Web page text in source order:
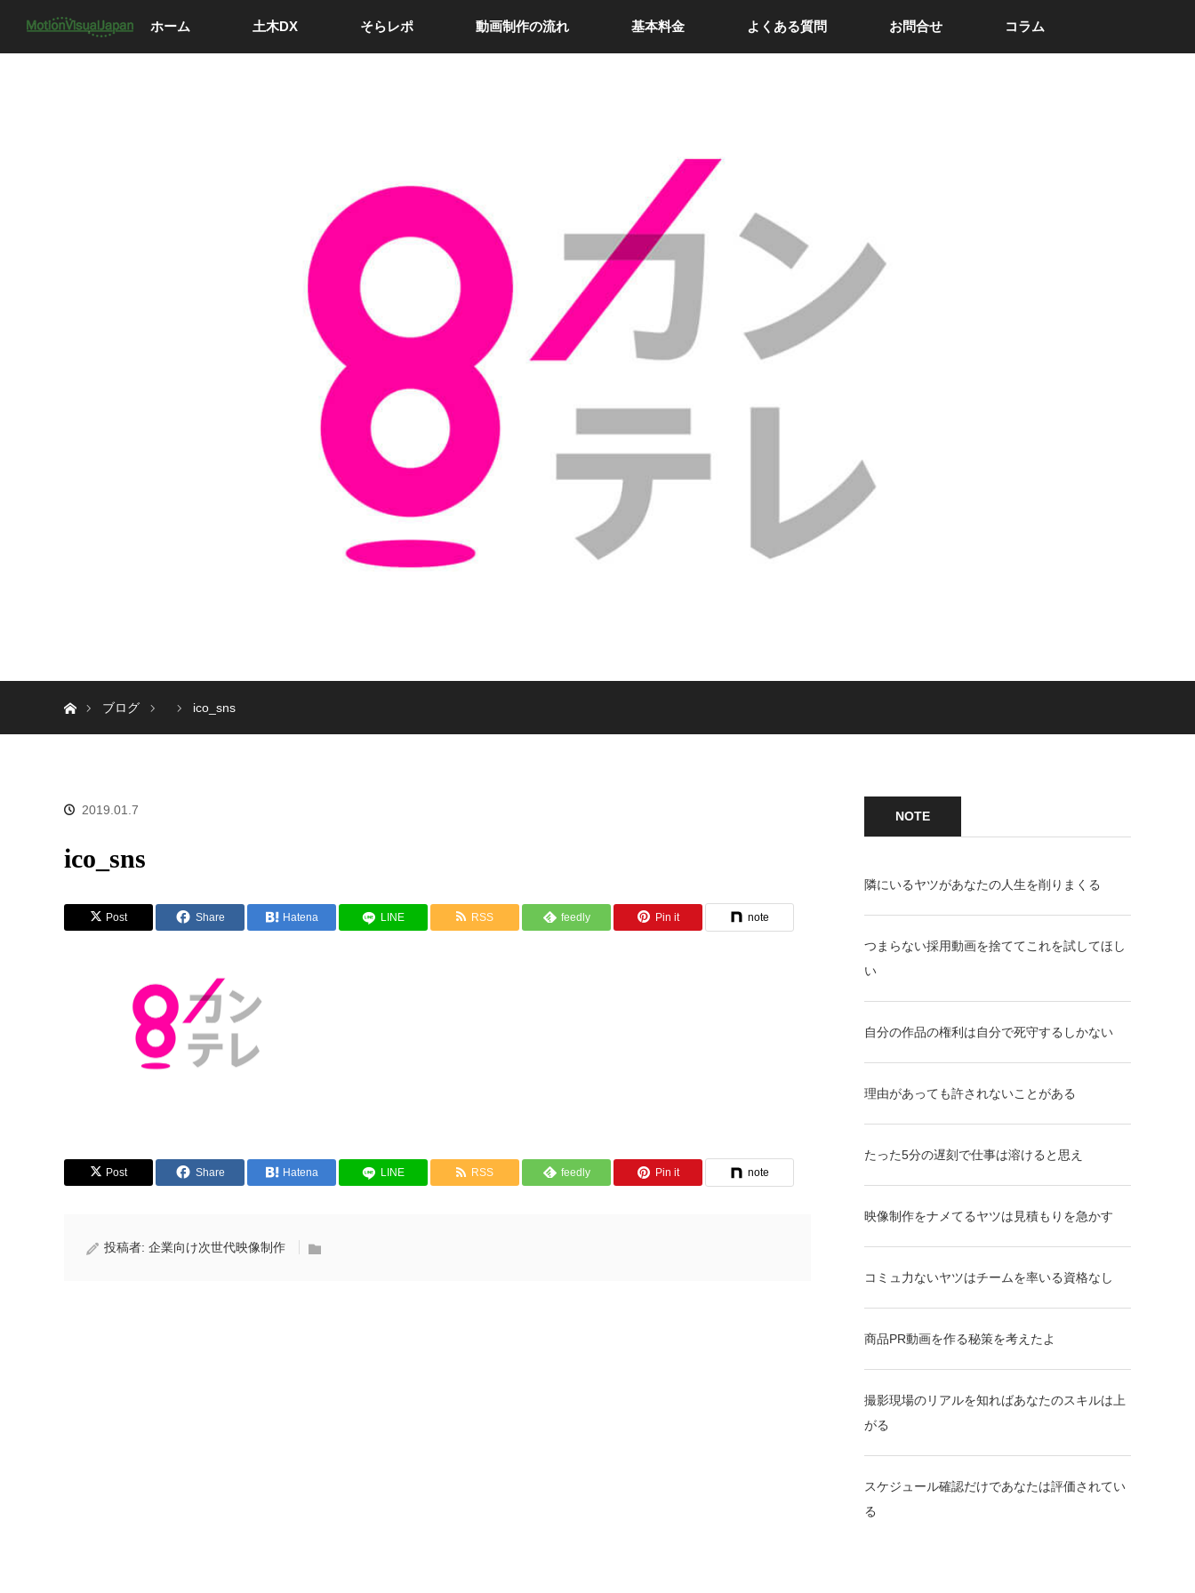
ホーム 土木DX そらレポ 動画制作の流れ 基本料金 よくある質問 お問合せ コラム
ブログ
ico_sns
2019.01.7
ico_sns
Post Share Hatena LINE RSS feedly Pin it note
Post Share Hatena LINE RSS feedly Pin it note
投稿者: 企業向け次世代映像制作
NOTE
隣にいるヤツがあなたの人生を削りまくる
つまらない採用動画を捨ててこれを試してほし
い
自分の作品の権利は自分で死守するしかない
理由があっても許されないことがある
たった5分の遅刻で仕事は溶けると思え
映像制作をナメてるヤツは見積もりを急かす
コミュ力ないヤツはチームを率いる資格なし
商品PR動画を作る秘策を考えたよ
撮影現場のリアルを知ればあなたのスキルは上
がる
スケジュール確認だけであなたは評価されてい
る